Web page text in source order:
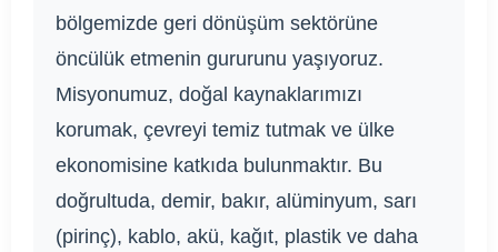
bölgemizde geri dönüşüm sektörüne
öncülük etmenin gururunu yaşıyoruz.
Misyonumuz, doğal kaynaklarımızı
korumak, çevreyi temiz tutmak ve ülke
ekonomisine katkıda bulunmaktır. Bu
doğrultuda, demir, bakır, alüminyum, sarı
(pirinç), kablo, akü, kağıt, plastik ve daha